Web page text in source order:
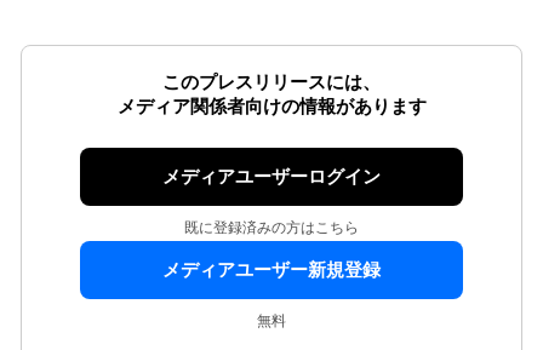
このプレスリリースには、
メディア関係者向けの情報があります
メディアユーザーログイン
既に登録済みの方はこちら
メディアユーザー新規登録
無料